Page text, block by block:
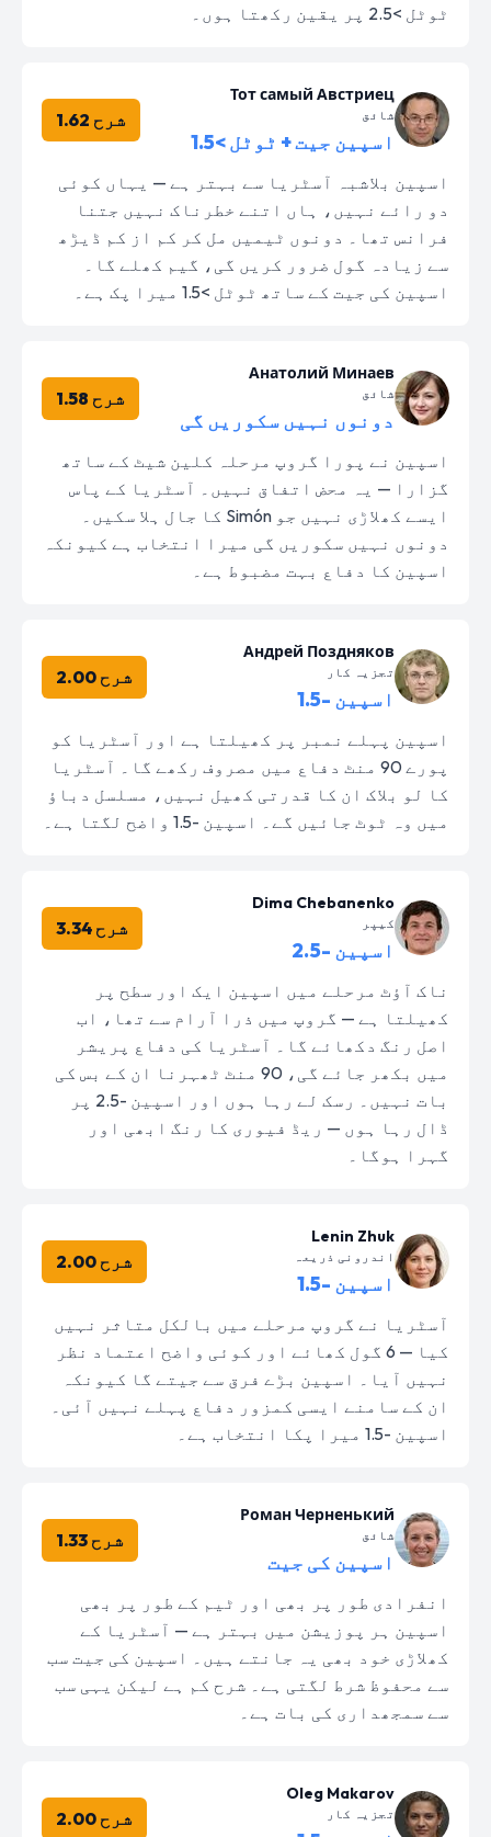
ٹوٹل >2.5 پر یقین رکھتا ہوں۔
Тот самый Австриец
شائق
اسپین جیت + ٹوٹل >1.5
شرح 1.62
اسپین بلاشبہ آسٹریا سے بہتر ہے — یہاں کوئی
دو رائے نہیں، ہاں اتنے خطرناک نہیں جتنا
فرانس تھا۔ دونوں ٹیمیں مل کر کم از کم ڈیڑھ
سے زیادہ گول ضرور کریں گی، گیم کھلے گا۔
اسپین کی جیت کے ساتھ ٹوٹل >1.5 میرا پک ہے۔
Анатолий Минаев
شائق
دونوں نہیں سکوریں گی
شرح 1.58
اسپین نے پورا گروپ مرحلہ کلین شیٹ کے ساتھ
گزارا — یہ محض اتفاق نہیں۔ آسٹریا کے پاس
ایسے کھلاڑی نہیں جو Simón کا جال ہلا سکیں۔
دونوں نہیں سکوریں گی میرا انتخاب ہے کیونکہ
اسپین کا دفاع بہت مضبوط ہے۔
Андрей Поздняков
تجزیہ کار
اسپین -1.5
شرح 2.00
اسپین پہلے نمبر پر کھیلتا ہے اور آسٹریا کو
پورے 90 منٹ دفاع میں مصروف رکھے گا۔ آسٹریا
کا لو بلاک ان کا قدرتی کھیل نہیں، مسلسل دباؤ
میں وہ ٹوٹ جائیں گے۔ اسپین -1.5 واضح لگتا ہے۔
Dima Chebanenko
کیپر
اسپین -2.5
شرح 3.34
ناک آؤٹ مرحلے میں اسپین ایک اور سطح پر
کھیلتا ہے — گروپ میں ذرا آرام سے تھا، اب
اصل رنگ دکھائے گا۔ آسٹریا کی دفاع پریشر
میں بکھر جائے گی، 90 منٹ ٹھہرنا ان کے بس کی
بات نہیں۔ رسک لے رہا ہوں اور اسپین -2.5 پر
ڈال رہا ہوں — ریڈ فیوری کا رنگ ابھی اور
گہرا ہوگا۔
Lenin Zhuk
اندرونی ذریعہ
اسپین -1.5
شرح 2.00
آسٹریا نے گروپ مرحلے میں بالکل متاثر نہیں
کیا — 6 گول کھائے اور کوئی واضح اعتماد نظر
نہیں آیا۔ اسپین بڑے فرق سے جیتے گا کیونکہ
ان کے سامنے ایسی کمزور دفاع پہلے نہیں آئی۔
اسپین -1.5 میرا پکا انتخاب ہے۔
Роман Черненький
شائق
اسپین کی جیت
شرح 1.33
انفرادی طور پر بھی اور ٹیم کے طور پر بھی
اسپین ہر پوزیشن میں بہتر ہے — آسٹریا کے
کھلاڑی خود بھی یہ جانتے ہیں۔ اسپین کی جیت سب
سے محفوظ شرط لگتی ہے۔ شرح کم ہے لیکن یہی سب
سے سمجھداری کی بات ہے۔
Oleg Makarov
تجزیہ کار شرح 2.00